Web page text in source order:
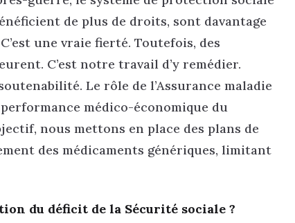
de plus de droits, sont davantage
une vraie fierté. Toutefois, des
C’est notre travail d’y remédier.
Le rôle de l’Assurance maladie
médico-économique du
nous mettons en place des plans de
des médicaments génériques, limitant
du déficit de la Sécurité sociale ?